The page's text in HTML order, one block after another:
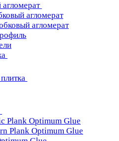
агломерат
агломерат
Plank Optimum Glue
Plank Optimum Glue